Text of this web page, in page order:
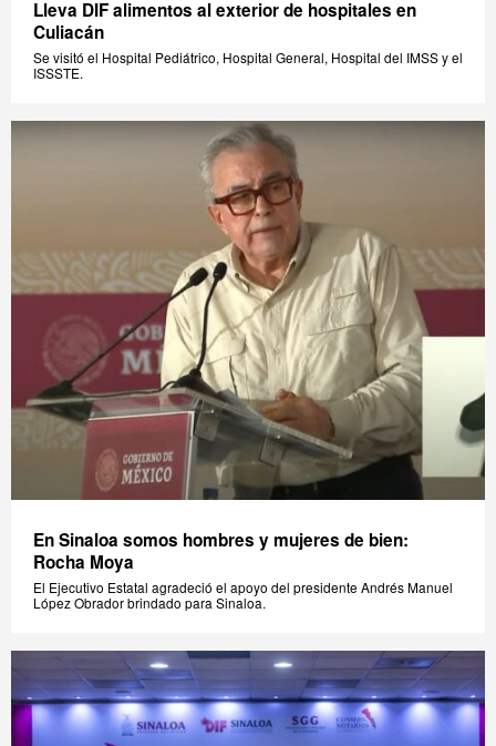
Lleva DIF alimentos al exterior de hospitales en
Culiacán
Se visitó el Hospital Pediátrico, Hospital General, Hospital del IMSS y el
ISSSTE.
En Sinaloa somos hombres y mujeres de bien:
Rocha Moya
El Ejecutivo Estatal agradeció el apoyo del presidente Andrés Manuel
López Obrador brindado para Sinaloa.